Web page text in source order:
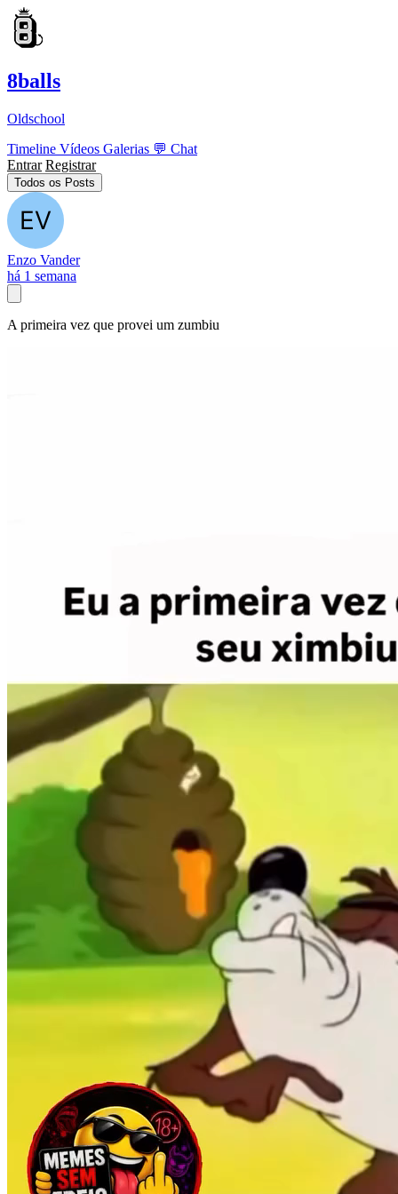
8balls
Oldschool
Timeline Vídeos Galerias 💬 Chat
Entrar Registrar
Todos os Posts
Enzo Vander
há 1 semana
A primeira vez que provei um zumbiu